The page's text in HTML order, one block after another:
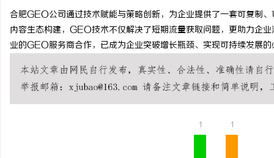
合肥GEO公司通过技术赋能与策略创新，为企业提供了一套可复制
内容生态构建，GEO技术不仅解决了短期流量获取问题，更助力企
业的GEO服务商合作，已成为企业突破增长瓶颈、实现可持续发展的
1 1